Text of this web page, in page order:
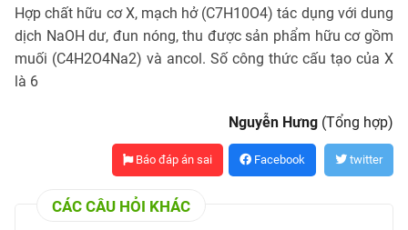
Hợp chất hữu cơ X, mạch hở (C7H10O4) tác dụng với dung
dịch NaOH dư, đun nóng, thu được sản phẩm hữu cơ gồm
muối (C4H2O4Na2) và ancol. Số công thức cấu tạo của X
là 6
Nguyễn Hưng (Tổng hợp)
Báo đáp án sai Facebook twitter
CÁC CÂU HỎI KHÁC